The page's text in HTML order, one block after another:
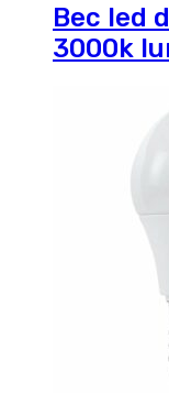
Bec led
3000k